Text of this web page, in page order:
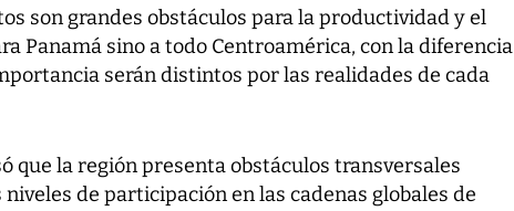
son grandes obstáculos para la productividad y el
Panamá sino a todo Centroamérica, con la diferencia
serán distintos por las realidades de cada
que la región presenta obstáculos transversales
de participación en las cadenas globales de